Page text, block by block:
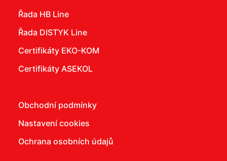
Řada HB Line
Řada DISTYK Line
Certifikáty EKO-KOM
Certifikáty ASEKOL
Obchodní podmínky
Nastavení cookies
Ochrana osobních údajů